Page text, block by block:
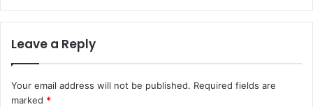
Leave a Reply
Your email address will not be published. Required fields are
marked *